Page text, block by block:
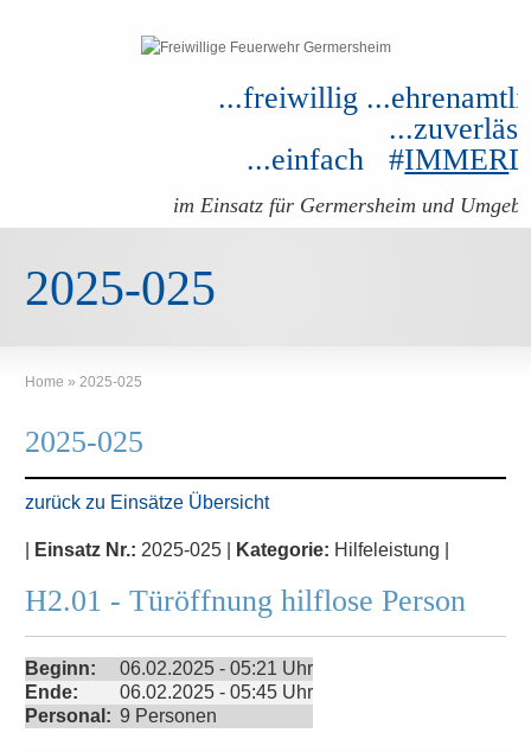
...freiwillig
...einfach #IMMER
im Einsatz für Germersheim und
2025-025
Home » 2025-025
2025-025
zurück zu Einsätze Übersicht
Einsatz Nr.: 2025-025 | Kategorie: Hilfeleistung |
H2.01 - Türöffnung hilflose Person
Beginn:
06.02.2025 - 05:21 Uhr
Ende:
06.02.2025 - 05:45 Uhr
Personal: 9 Personen